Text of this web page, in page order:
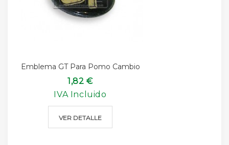
Emblema GT Para Pomo Cambio
1,82 €
IVA Incluido
VER DETALLE